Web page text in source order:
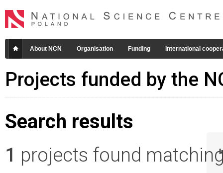
About NCN Organisation Funding International
Projects funded by the
Search results
1 projects found